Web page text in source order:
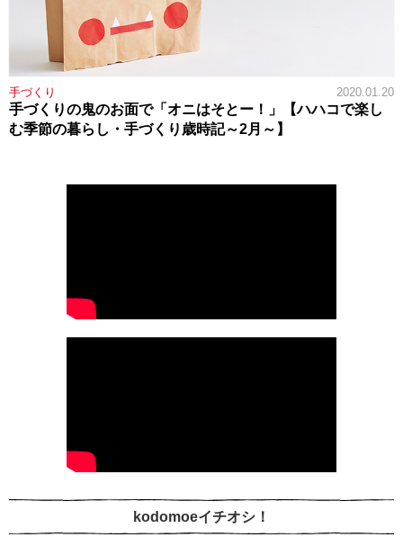
手づくり 2020.01.20
手づくりの鬼のお面で「オニはそとー！」【ハハコで楽し
む季節の暮らし・手づくり歳時記～2月～】
kodomoeイチオシ！